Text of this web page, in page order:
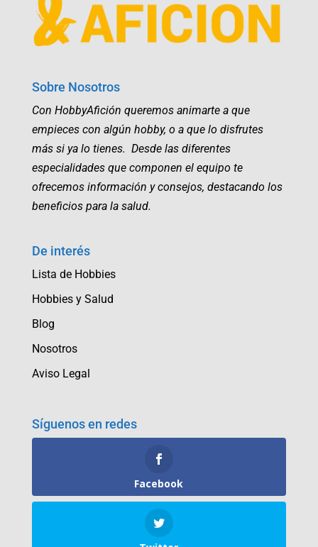
Sobre Nosotros
Con HobbyAfición queremos animarte a que
empieces con algún hobby, o a que lo disfrutes
más si ya lo tienes. Desde las diferentes
especialidades que componen el equipo te
ofrecemos información y consejos, destacando los
beneficios para la salud.
De interés
Lista de Hobbies
Hobbies y Salud
Blog
Nosotros
Aviso Legal
Síguenos en redes
Facebook